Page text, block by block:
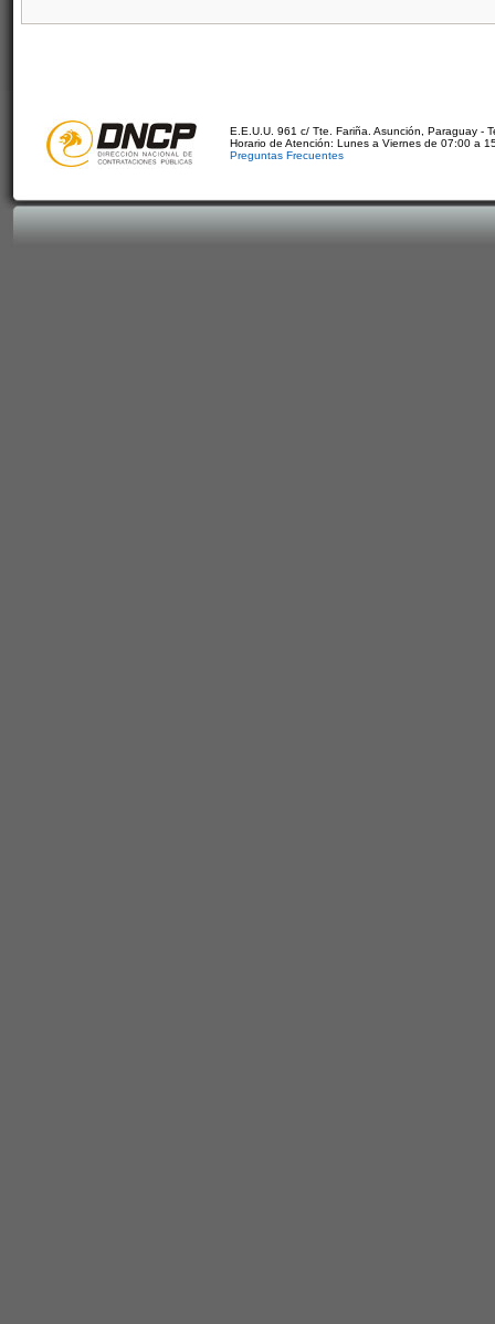
E.E.U.U. 961 c/ Tte. Fariña. Asunción, Paraguay -
Horario de Atención: Lunes a Viernes de 07:00 a
Preguntas Frecuentes